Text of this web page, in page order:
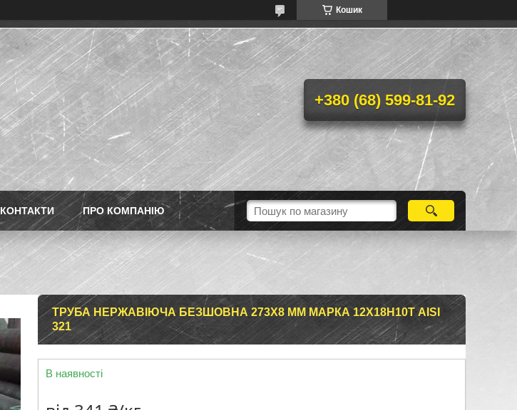
Кошик
+380 (68) 599-81-92
КОНТАКТИ ПРО КОМПАНІЮ
ТРУБА НЕРЖАВІЮЧА БЕЗШОВНА 273Х8 ММ МАРКА 12Х18Н10Т AISI
321
В наявності